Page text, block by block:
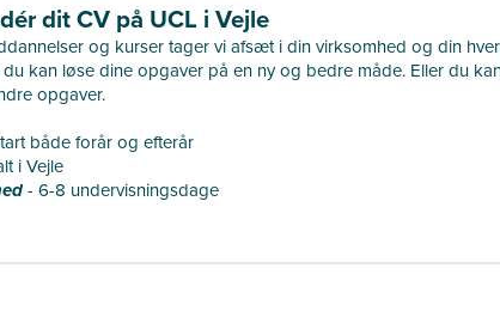
dit CV på UCL i Vejle
og kurser tager vi afsæt i din virksomhed og din
du kan løse dine opgaver på en ny og bedre måde. Eller du
opgaver.
både forår og efterår
i Vejle
- 6-8 undervisningsdage